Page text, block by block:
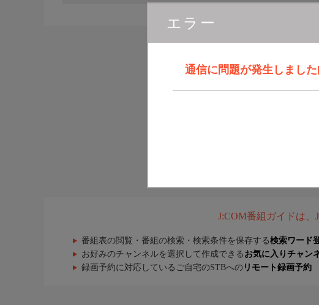
エラー
通信に問題が発生しまし
J:COM番組ガイドは、
番組表の閲覧・番組の検索・検索条件を保存する検索ワード
お好みのチャンネルを選択して作成できる お気に入りチャン
録画予約に対応しているご自宅のSTBへの リモート録画予約